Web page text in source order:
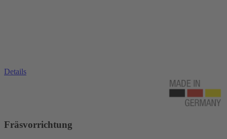
Details
Fräsvorrichtung